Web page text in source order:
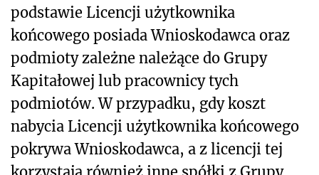
podstawie Licencji użytkownika
końcowego posiada Wnioskodawca oraz
podmioty zależne należące do Grupy
Kapitałowej lub pracownicy tych
podmiotów. W przypadku, gdy koszt
nabycia Licencji użytkownika końcowego
pokrywa Wnioskodawca, a z licencji tej